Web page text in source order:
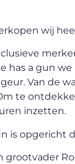
wij
has a gun
Van de
te
inzetten.
is opgericht
grootvader